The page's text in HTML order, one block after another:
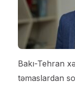
Bakı-Tehran
təmaslardan